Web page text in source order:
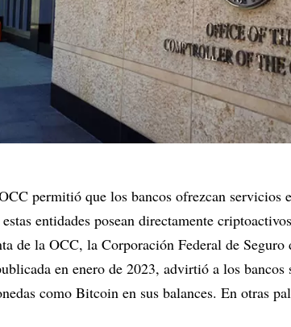
permitió que los bancos ofrezcan servicios
entidades posean directamente
de la OCC, la Corporación Federal de
en enero de 2023, advirtió a los bancos
como Bitcoin en sus balances. En otras